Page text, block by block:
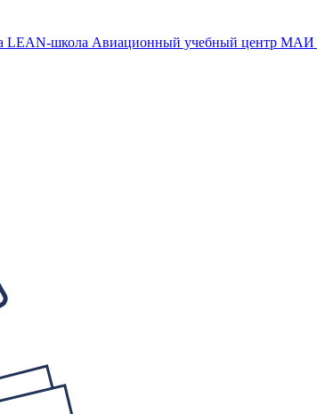
LEAN-школа Авиационный учебный центр МАИ